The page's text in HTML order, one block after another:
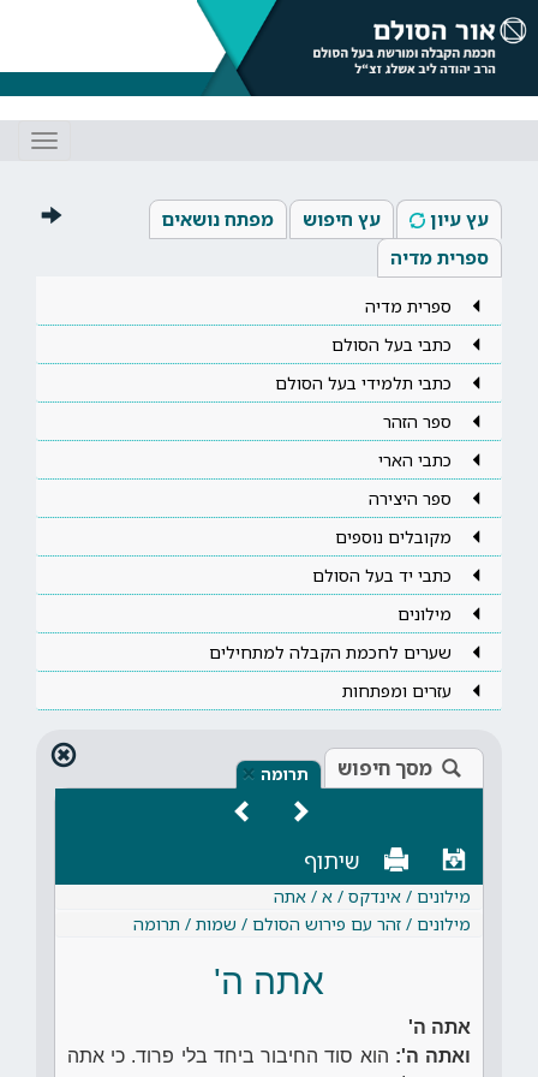
עץ עיון עץ חיפוש
מפתח נושאים
ספרית מדיה
ספרית מדיה
כתבי בעל הסולם
כתבי תלמידי בעל הסולם
ספר הזהר
כתבי הארי
ספר היצירה
מקובלים נוספים
כתבי יד בעל הסולם
מילונים
שערים לחכמת הקבלה למתחילים
עזרים ומפתחות
מסך חיפוש תרומה ×
שיתוף
מילונים / אינדקס / א / אתה
מילונים / זהר עם פירוש הסולם / שמות / תרומה
אתה ה'
אתה ה'
ואתה ה': הוא סוד החיבור ביחד בלי פרוד. כי אתה